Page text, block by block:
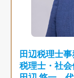
田辺税理士
税理士・社